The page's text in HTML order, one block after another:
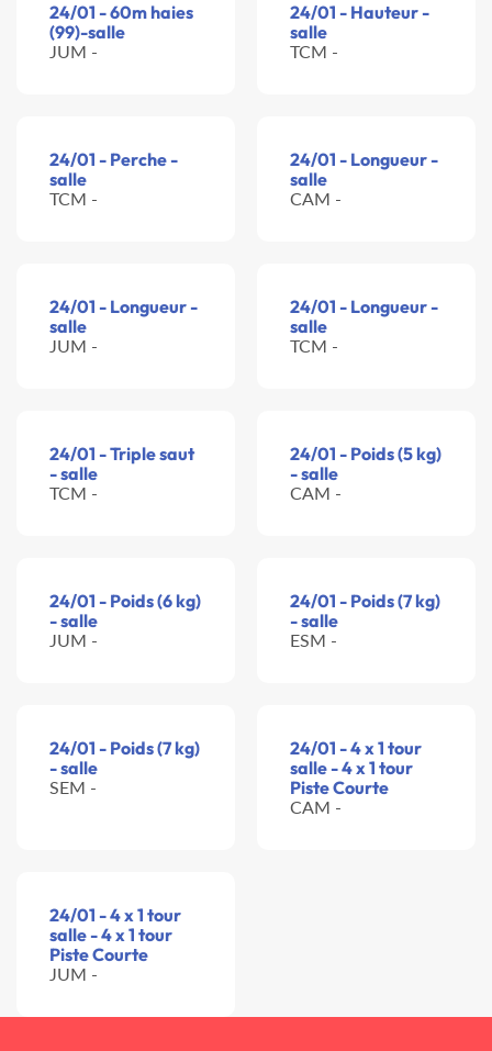
24/01 - 60m haies
(99)-salle
JUM -
24/01 - Hauteur -
salle
TCM -
24/01 - Perche -
salle
TCM -
24/01 - Longueur -
salle
CAM -
24/01 - Longueur -
salle
JUM -
24/01 - Longueur -
salle
TCM -
24/01 - Triple saut
- salle
TCM -
24/01 - Poids (5 kg)
- salle
CAM -
24/01 - Poids (6 kg)
- salle
JUM -
24/01 - Poids (7 kg)
- salle
ESM -
24/01 - Poids (7 kg)
- salle
SEM -
24/01 - 4 x 1 tour
salle - 4 x 1 tour
Piste Courte
CAM -
24/01 - 4 x 1 tour
salle - 4 x 1 tour
Piste Courte
JUM -